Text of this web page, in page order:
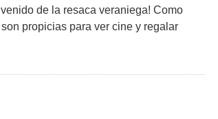
de la resaca veraniega! Como
propicias para ver cine y regalar